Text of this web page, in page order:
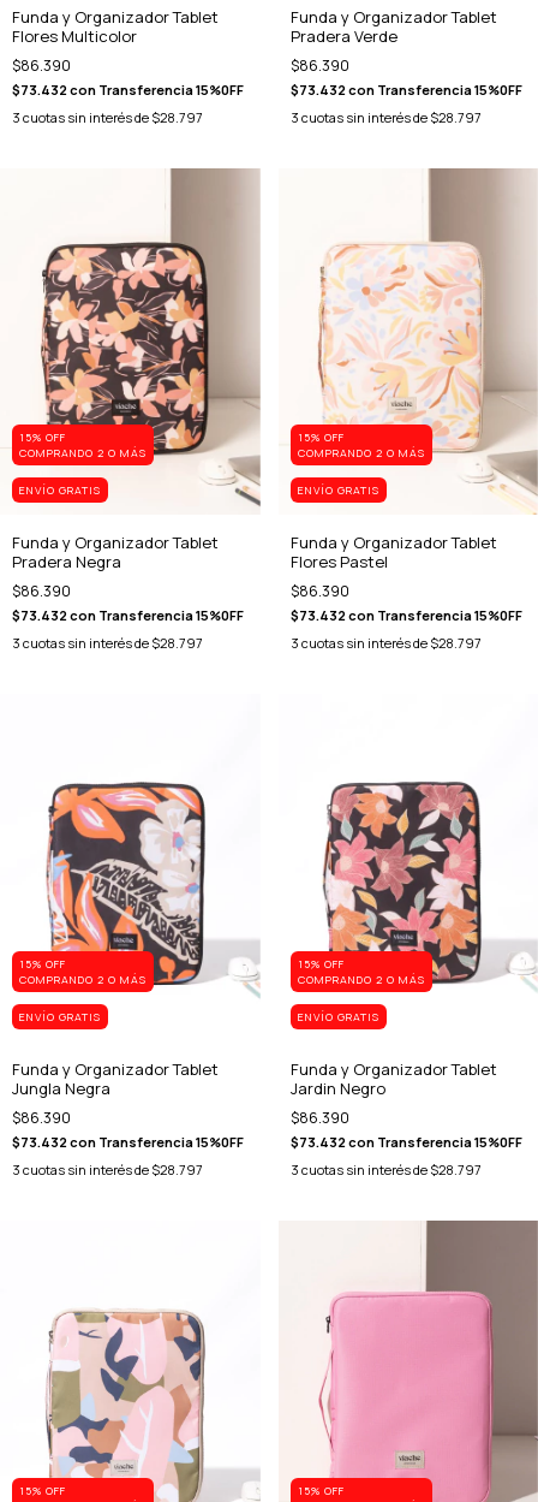
Funda y Organizador Tablet
Flores Multicolor
$86.390
$73.432 con Transferencia 15%0FF
3 cuotas sin interés de $28.797
Funda y Organizador Tablet
Pradera Verde
$86.390
$73.432 con Transferencia 15%0FF
3 cuotas sin interés de $28.797
15% OFF
COMPRANDO 2 O MÁS
ENVÍO GRATIS
Funda y Organizador Tablet
Pradera Negra
$86.390
$73.432con Transferencia 15%0FF
3 cuotas sin interés de $28.797
15% OFF
COMPRANDO 2 O MÁS
ENVÍO GRATIS
Funda y Organizador Tablet
Flores Pastel
$86.390
$73.432con Transferencia 15%0FF
3 cuotas sin interés de $28.797
15% OFF
COMPRANDO 2 O MÁS
ENVÍO GRATIS
Funda y Organizador Tablet
Jungla Negra
$86.390
$73.432con Transferencia 15%0FF
3 cuotas sin interés de $28.797
15% OFF
COMPRANDO 2 O MÁS
ENVÍO GRATIS
Funda y Organizador Tablet
Jardin Negro
$86.390
$73.432con Transferencia 15%0FF
3 cuotas sin interés de $28.797
15% OFF
15% OFF